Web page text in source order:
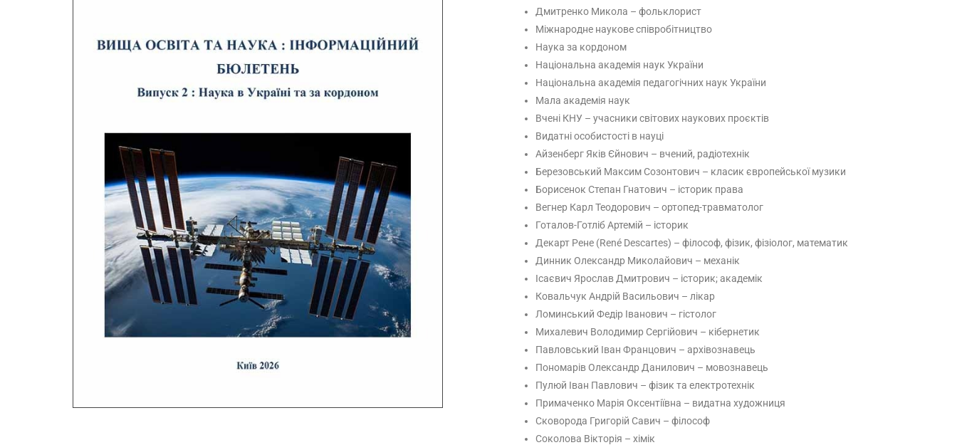
Дмитренко Микола – фольклорист
Міжнародне наукове співробітництво
Наука за кордоном
Національна академія наук України
Національна академія педагогічних наук України
Мала академія наук
Вчені КНУ – учасники світових наукових проєктів
Видатні особистості в науці
Айзенберг Яків Єйнович – вчений, радіотехнік
Березовський Максим Созонтович – класик європейської музики
Борисенок Степан Гнатович – історик права
Вегнер Карл Теодорович – ортопед-травматолог
Готалов-Готліб Артемій – історик
Декарт Рене (René Descartes) – філософ, фізик, фізіолог, математик
Динник Олександр Миколайович – механік
Ісаєвич Ярослав Дмитрович – історик; академік
Ковальчук Андрій Васильович – лікар
Ломинський Федір Іванович – гістолог
Михалевич Володимир Сергійович – кібернетик
Павловський Іван Францович – архівознавець
Пономарів Олександр Данилович – мовознавець
Пулюй Іван Павлович – фізик та електротехнік
Примаченко Марія Оксентіївна – видатна художниця
Сковорода Григорій Савич – філософ
Соколова Вікторія – хімік